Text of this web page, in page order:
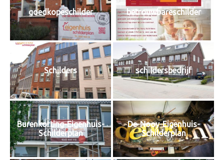
goedkopeschilder betrouwbareschilder
Schilders schildersbedrijf
Burenkorting-Eigenhuis-
Schilderplan
De-Nooy-Eigenhuis-
Schilderplan